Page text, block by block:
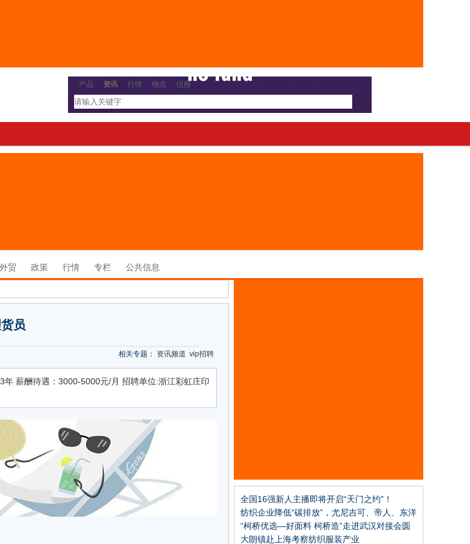
产品 资讯 行情 物流 信用
外贸 政策 行情 专栏 公共信息
员
相关专题： 资讯频道 vip招聘
薪酬待遇：3000-5000元/月 招聘单位:浙江彩虹庄印
全国16强新人主播即将开启“天门之约”！
2023“天门杯”中国服装电商时尚主播大赛半决
赛圆满举行
纺织企业降低“碳排放”，尤尼吉可、帝人、东洋
纺等这些日本企业的经验可以借鉴
“柯桥优选—好面料 柯桥造”走进武汉对接会圆
满成功
大朗镇赴上海考察纺织服装产业